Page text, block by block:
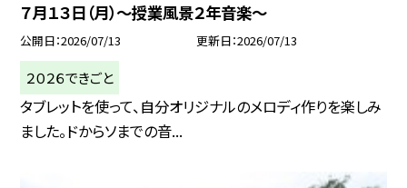
７月１３日（月）～授業風景２年音楽～
公開日 2026/07/13 更新日 2026/07/13
２０２６できごと
タブレットを使って、自分オリジナルのメロディ作りを楽しみ
ました。ドからソまでの音...